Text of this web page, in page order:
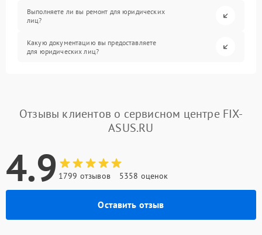
Выполняете ли вы ремонт для юридических
лиц?
Какую документацию вы предоставляете
для юридических лиц?
Отзывы клиентов о сервисном центре FIX-
ASUS.RU
4.9 1799 отзывов 5358 оценок
Оставить отзыв